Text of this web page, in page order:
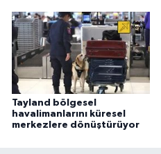
Tayland bölgesel
havalimanlarını küresel
merkezlere dönüştürüyor